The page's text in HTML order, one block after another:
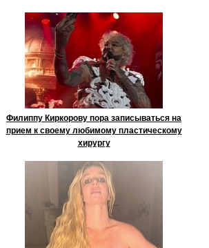
Филиппу Киркорову пора записываться на
прием к своему любимому пластическому
хирургу